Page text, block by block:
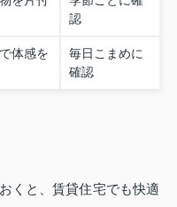
認
体感を
毎日こまめに
確認
くと、賃貸住宅でも快適